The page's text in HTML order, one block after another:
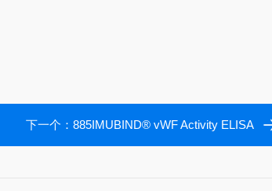
下一个： 885IMUBIND® vWF Activity ELISA